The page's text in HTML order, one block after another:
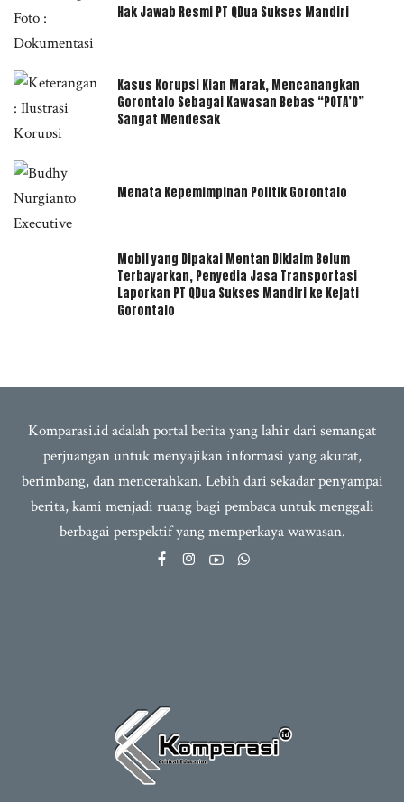
Hak Jawab Resmi PT QDua Sukses Mandiri
Kasus Korupsi Kian Marak, Mencanangkan
Gorontalo Sebagai Kawasan Bebas “POTA’O”
Sangat Mendesak
Menata Kepemimpinan Politik Gorontalo
Mobil yang Dipakai Mentan Diklaim Belum
Terbayarkan, Penyedia Jasa Transportasi
Laporkan PT QDua Sukses Mandiri ke Kejati
Gorontalo
Komparasi.id adalah portal berita yang lahir dari semangat
perjuangan untuk menyajikan informasi yang akurat,
berimbang, dan mencerahkan. Lebih dari sekadar penyampai
berita, kami menjadi ruang bagi pembaca untuk menggali
berbagai perspektif yang memperkaya wawasan.